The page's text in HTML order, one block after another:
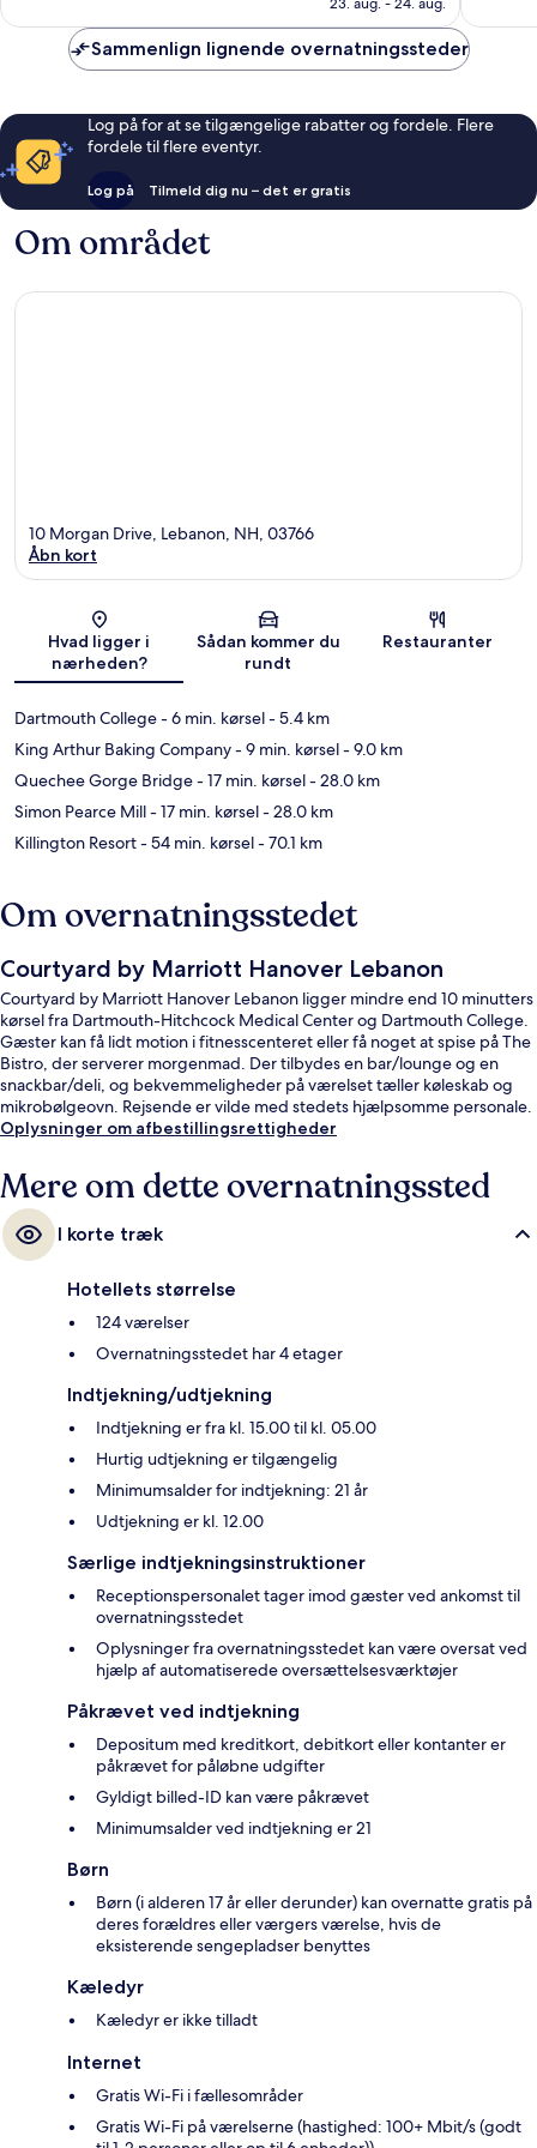
anmeldelser
Sammenlign lignende overnatningssteder
Log på for at se tilgængelige rabatter og fordele. Flere
fordele til flere eventyr.
Log på Tilmeld dig nu – det er gratis
Om området
Kort
10 Morgan Drive, Lebanon, NH, 03766
Åbn kort
Hvad ligger i
nærheden?
Sådan kommer du
rundt
Restauranter
Dartmouth College- 6 min. kørsel- 5.4 km
King Arthur Baking Company- 9 min. kørsel- 9.0 km
Quechee Gorge Bridge- 17 min. kørsel- 28.0 km
Simon Pearce Mill- 17 min. kørsel- 28.0 km
Killington Resort- 54 min. kørsel- 70.1 km
Om overnatningsstedet
Courtyard by Marriott Hanover Lebanon
Courtyard by Marriott Hanover Lebanon ligger mindre end 10 minutters
kørsel fra Dartmouth-Hitchcock Medical Center og Dartmouth College.
Gæster kan få lidt motion i fitnesscenteret eller få noget at spise på The
Bistro, der serverer morgenmad. Der tilbydes en bar/lounge og en
snackbar/deli, og bekvemmeligheder på værelset tæller køleskab og
mikrobølgeovn. Rejsende er vilde med stedets hjælpsomme personale.
Oplysninger om afbestillingsrettigheder
Mere om dette overnatningssted
I korte træk
Hotellets størrelse
124 værelser
Overnatningsstedet har 4 etager
Indtjekning/udtjekning
Indtjekning er fra kl. 15.00 til kl. 05.00
Hurtig udtjekning er tilgængelig
Minimumsalder for indtjekning: 21 år
Udtjekning er kl. 12.00
Særlige indtjekningsinstruktioner
Receptionspersonalet tager imod gæster ved ankomst til
overnatningsstedet
Oplysninger fra overnatningsstedet kan være oversat ved
hjælp af automatiserede oversættelsesværktøjer
Påkrævet ved indtjekning
Depositum med kreditkort, debitkort eller kontanter er
påkrævet for påløbne udgifter
Gyldigt billed-ID kan være påkrævet
Minimumsalder ved indtjekning er 21
Børn
Børn (i alderen 17 år eller derunder) kan overnatte gratis på
deres forældres eller værgers værelse, hvis de
eksisterende sengepladser benyttes
Kæledyr
Kæledyr er ikke tilladt
Internet
Gratis Wi-Fi i fællesområder
Gratis Wi-Fi på værelserne (hastighed: 100+ Mbit/s (godt